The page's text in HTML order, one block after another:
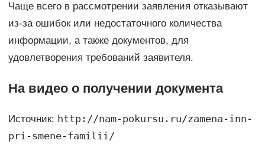
Чаще всего в рассмотрении заявления отказывают
из-за ошибок или недостаточного количества
информации, а также документов, для
удовлетворения требований заявителя.
На видео о получении документа
Источник: http://nam-pokursu.ru/zamena-inn-
pri-smene-familii/